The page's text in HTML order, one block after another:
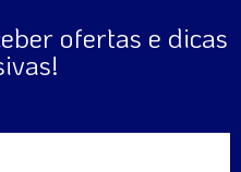
ofertas e dicas